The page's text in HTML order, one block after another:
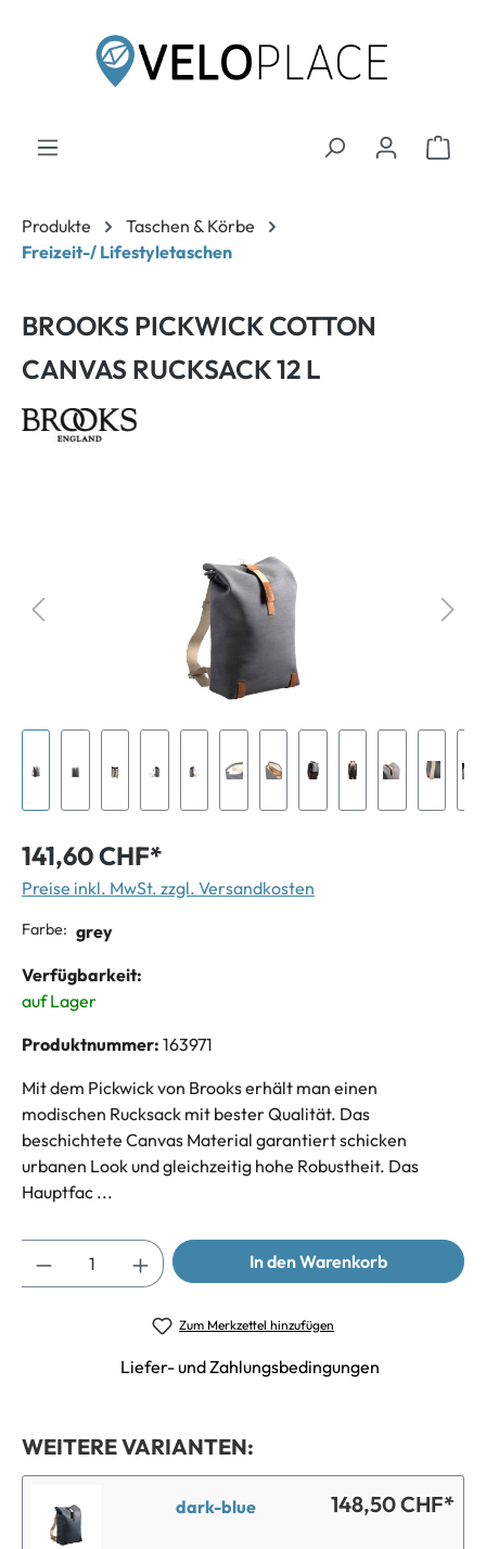
Produkte
Taschen & Körbe
Freizeit-/ Lifestyletaschen
BROOKS PICKWICK COTTON
CANVAS RUCKSACK 12 L
141,60 CHF*
Preise inkl. MwSt. zzgl. Versandkosten
Farbe: grey
Verfügbarkeit:
auf Lager
Produktnummer: 163971
Mit dem Pickwick von Brooks erhält man einen
modischen Rucksack mit bester Qualität. Das
beschichtete Canvas Material garantiert schicken
urbanen Look und gleichzeitig hohe Robustheit. Das
Hauptfac ...
In den Warenkorb
Zum Merkzettel hinzufügen
Liefer- und Zahlungsbedingungen
WEITERE VARIANTEN:
dark-blue 148,50 CHF*